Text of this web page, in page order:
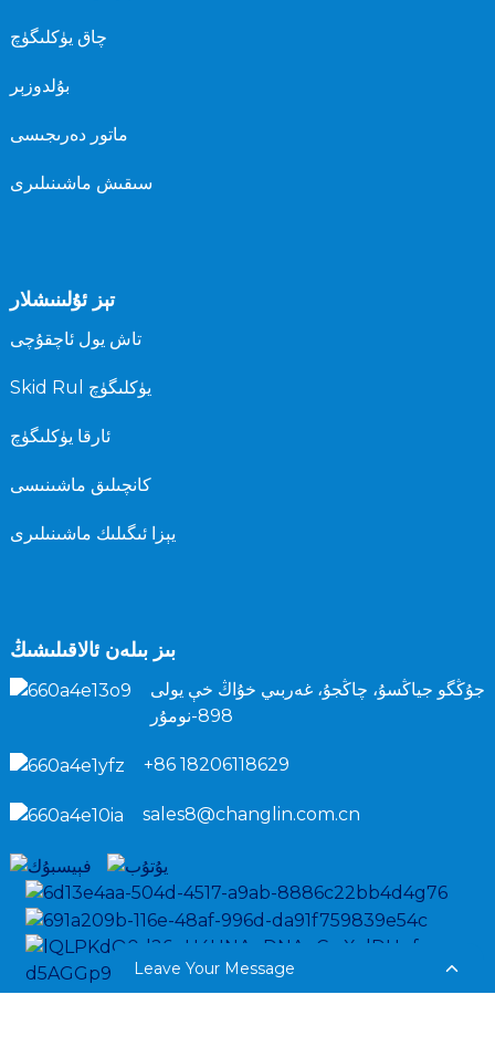
چاق يۈكلىگۈچ
بۇلدوزېر
ماتور دەرىجىسى
سىقىش ماشىنىلىرى
تېز ئۇلىنىشلار
تاش يول ئاچقۇچى
Skid Rul يۈكلىگۈچ
ئارقا يۈكلىگۈچ
كانچىلىق ماشىنىسى
يېزا ئىگىلىك ماشىنىلىرى
بىز بىلەن ئالاقىلىشىڭ
جۇڭگو جياڭسۇ، چاڭجۇ، غەربىي خۇاڭ خې يولى
898-نومۇر
+86 18206118629
sales8@changlin.com.cn
Leave Your Message